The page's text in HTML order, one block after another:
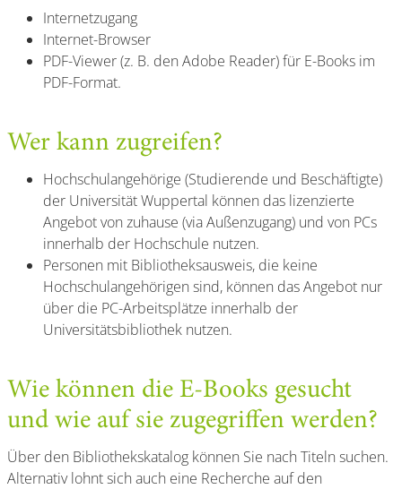
Internetzugang
Internet-Browser
PDF-Viewer (z. B. den Adobe Reader) für E-Books im
PDF-Format.
Wer kann zugreifen?
Hochschulangehörige (Studierende und Beschäftigte)
der Universität Wuppertal können das lizenzierte
Angebot von zuhause (via Außenzugang) und von PCs
innerhalb der Hochschule nutzen.
Personen mit Bibliotheksausweis, die keine
Hochschulangehörigen sind, können das Angebot nur
über die PC-Arbeitsplätze innerhalb der
Universitätsbibliothek nutzen.
Wie können die E-Books gesucht
und wie auf sie zugegriffen werden?
Über den Bibliothekskatalog können Sie nach Titeln suchen.
Alternativ lohnt sich auch eine Recherche auf den